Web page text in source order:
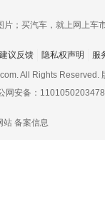
上传图片最多
建议反馈 隐私权声明
服
All Rights Reserved.
网安备：